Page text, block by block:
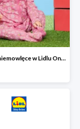
Ubranka niemowlęce w Lidlu Online do -80%